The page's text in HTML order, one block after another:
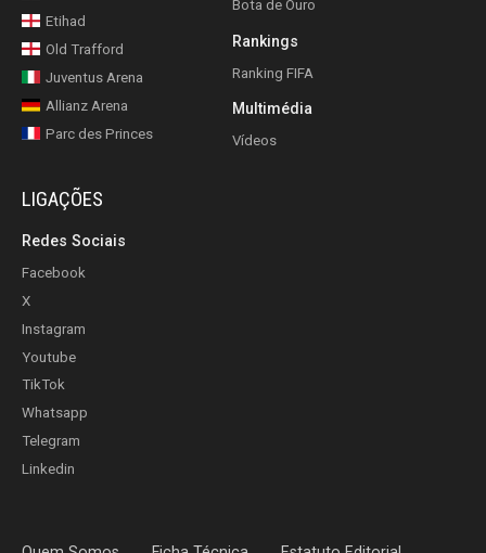
Etihad
Old Trafford
Juventus Arena
Allianz Arena
Parc des Princes
Bota de Ouro
Rankings
Ranking FIFA
Multimédia
Vídeos
LIGAÇÕES
Redes Sociais
Facebook
X
Instagram
Youtube
TikTok
Whatsapp
Telegram
Linkedin